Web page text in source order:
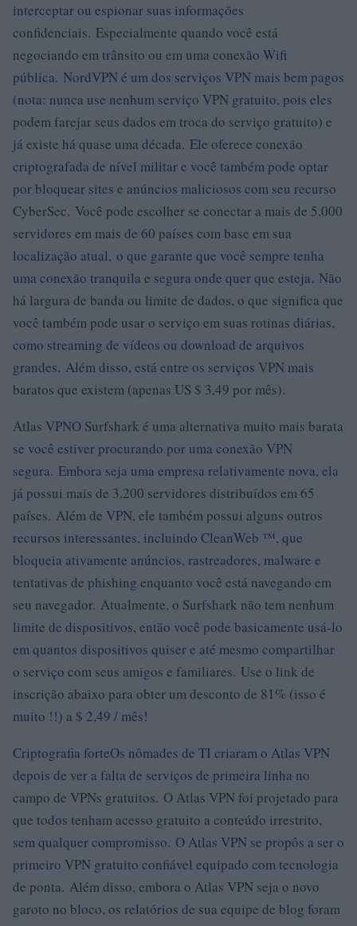
interceptar ou espionar suas informações
confidenciais. Especialmente quando você está
negociando em trânsito ou em uma conexão Wifi
pública. NordVPN é um dos serviços VPN mais bem pagos
(nota: nunca use nenhum serviço VPN gratuito, pois eles
podem farejar seus dados em troca do serviço gratuito) e
já existe há quase uma década. Ele oferece conexão
criptografada de nível militar e você também pode optar
por bloquear sites e anúncios maliciosos com seu recurso
CyberSec. Você pode escolher se conectar a mais de 5.000
servidores em mais de 60 países com base em sua
localização atual, o que garante que você sempre tenha
uma conexão tranquila e segura onde quer que esteja. Não
há largura de banda ou limite de dados, o que significa que
você também pode usar o serviço em suas rotinas diárias,
como streaming de vídeos ou download de arquivos
grandes. Além disso, está entre os serviços VPN mais
baratos que existem (apenas US $ 3,49 por mês).
Atlas VPNO Surfshark é uma alternativa muito mais barata
se você estiver procurando por uma conexão VPN
segura. Embora seja uma empresa relativamente nova, ela
já possui mais de 3.200 servidores distribuídos em 65
países. Além de VPN, ele também possui alguns outros
recursos interessantes, incluindo CleanWeb ™, que
bloqueia ativamente anúncios, rastreadores, malware e
tentativas de phishing enquanto você está navegando em
seu navegador. Atualmente, o Surfshark não tem nenhum
limite de dispositivos, então você pode basicamente usá-lo
em quantos dispositivos quiser e até mesmo compartilhar
o serviço com seus amigos e familiares. Use o link de
inscrição abaixo para obter um desconto de 81% (isso é
muito !!) a $ 2,49 / mês!
Criptografia forteOs nômades de TI criaram o Atlas VPN
depois de ver a falta de serviços de primeira linha no
campo de VPNs gratuitos. O Atlas VPN foi projetado para
que todos tenham acesso gratuito a conteúdo irrestrito,
sem qualquer compromisso. O Atlas VPN se propôs a ser o
primeiro VPN gratuito confiável equipado com tecnologia
de ponta. Além disso, embora o Atlas VPN seja o novo
garoto no bloco, os relatórios de sua equipe de blog foram